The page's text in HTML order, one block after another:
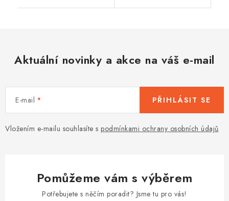
Aktuální novinky a akce na váš e-mail
E-mail
Vložením e-mailu souhlasíte s podmínkami ochrany osobních údajů
PŘIHLÁSIT SE
Pomůžeme vám s výběrem
Potřebujete s něčím poradit? Jsme tu pro vás!